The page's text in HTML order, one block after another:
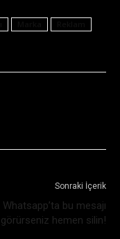
Sonraki İçerik
Whatsapp’ta bu mesajı
görürseniz hemen silin!